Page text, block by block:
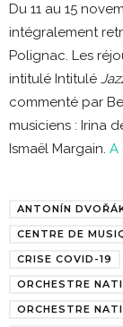
Du 11 au 15
intégralement
Polignac. Les
intitulé Intitulé
commenté par
musiciens : Irina
Ismaël Margain. A
ANTONÍN
CENTRE DE
CRISE COVID-19
ORCHESTRE
ORCHESTRE